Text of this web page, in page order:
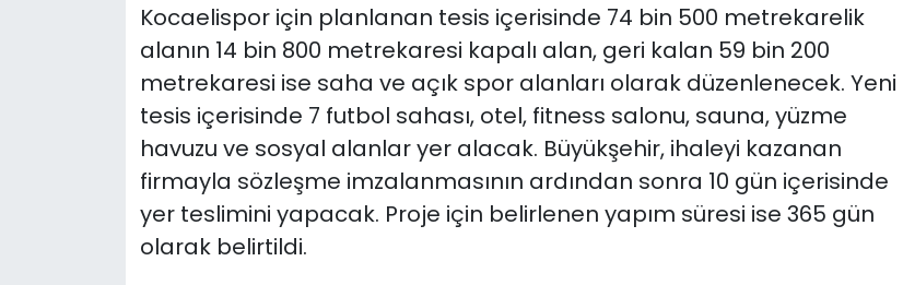
Kocaelispor için planlanan tesis içerisinde 74 bin 500 metrekarelik
alanın 14 bin 800 metrekaresi kapalı alan, geri kalan 59 bin 200
metrekaresi ise saha ve açık spor alanları olarak düzenlenecek. Yeni
tesis içerisinde 7 futbol sahası, otel, fitness salonu, sauna, yüzme
havuzu ve sosyal alanlar yer alacak. Büyükşehir, ihaleyi kazanan
firmayla sözleşme imzalanmasının ardından sonra 10 gün içerisinde
yer teslimini yapacak. Proje için belirlenen yapım süresi ise 365 gün
olarak belirtildi.